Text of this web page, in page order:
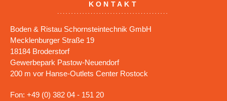
KONTAKT
Boden & Ristau Schornsteintechnik GmbH
Mecklenburger Straße 19
18184 Broderstorf
Gewerbepark Pastow-Neuendorf
200 m vor Hanse-Outlets Center Rostock
Fon: +49 (0) 382 04 - 151 20